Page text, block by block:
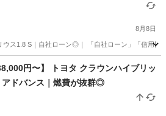
8月8日
ウス1.8 S｜自社ローン◎｜ 「自社ローン」「信用
プリウス円〜】 トヨタ クラウンハイブリッ
アドバンス｜燃費が抜群◎